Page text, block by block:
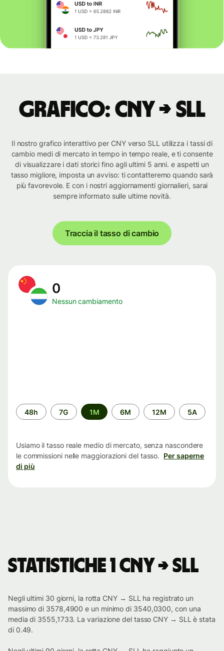
Grafico: CNY → SLL
Il nostro grafico interattivo per CNY verso SLL utilizza i tassi di
cambio medi di mercato in tempo in tempo reale, e ti consente
di visualizzare i dati storici fino agli ultimi 5 anni. e aspetti un
tasso migliore, imposta un avviso: ti contatteremo quando sarà
più favorevole. E con i nostri aggiornamenti giornalieri, sarai
sempre informato sulle ultime novità.
Traccia il tasso di cambio
0
Nessun cambiamento
Periodo
di
48h 7G 1M 6M 12M 5A
Usiamo il tasso reale medio di mercato, senza nascondere
le commissioni nelle maggiorazioni del tasso. Per saperne
di più
Statistiche 1 CNY → SLL
Negli ultimi 30 giorni, la rotta CNY → SLL ha registrato un
massimo di 3578,4900 e un minimo di 3540,0300, con una
media di 3555,1733. La variazione del tasso CNY → SLL è stata
di 0.49.